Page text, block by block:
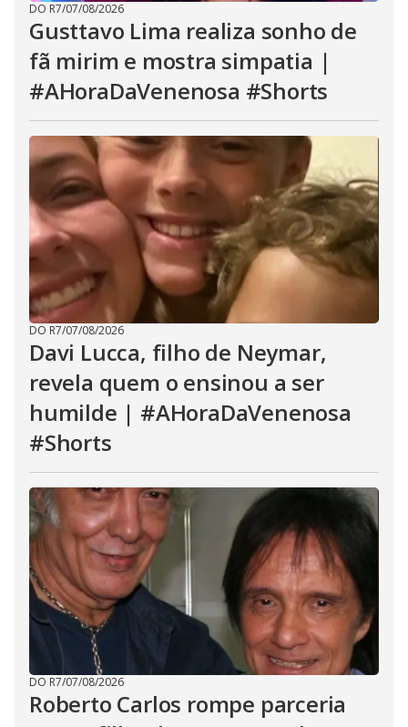
DO R7/07/08/2026
Gusttavo Lima realiza sonho de
fã mirim e mostra simpatia |
#AHoraDaVenenosa #Shorts
DO R7/07/08/2026
Davi Lucca, filho de Neymar,
revela quem o ensinou a ser
humilde | #AHoraDaVenenosa
#Shorts
DO R7/07/08/2026
Roberto Carlos rompe parceria